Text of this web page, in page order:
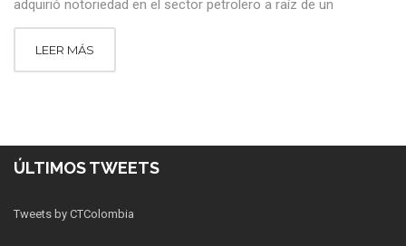
adquirió notoriedad en el sector petrolero a raíz de un
LEER MÁS
ÚLTIMOS TWEETS
Tweets by CTColombia